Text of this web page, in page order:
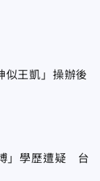
似王凱」操辦後
」學歷遭疑 台